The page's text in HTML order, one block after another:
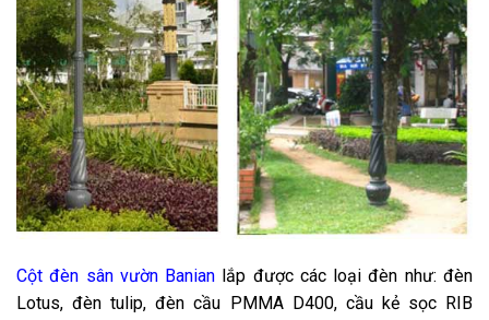
Cột đèn sân vườn Banian lắp được các loại đèn như: đèn
Lotus, đèn tulip, đèn cầu PMMA D400, cầu kẻ sọc RIB